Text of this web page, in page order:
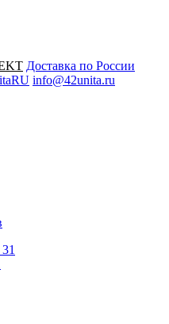
Доставка по России
info@42unita.ru
31